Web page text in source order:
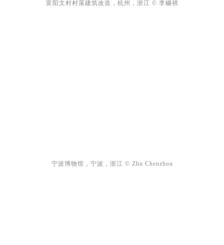
富阳文村村落建筑改造，杭州，浙江 © 李樾祺
宁波博物馆，宁波，浙江 © Zhu Chenzhou